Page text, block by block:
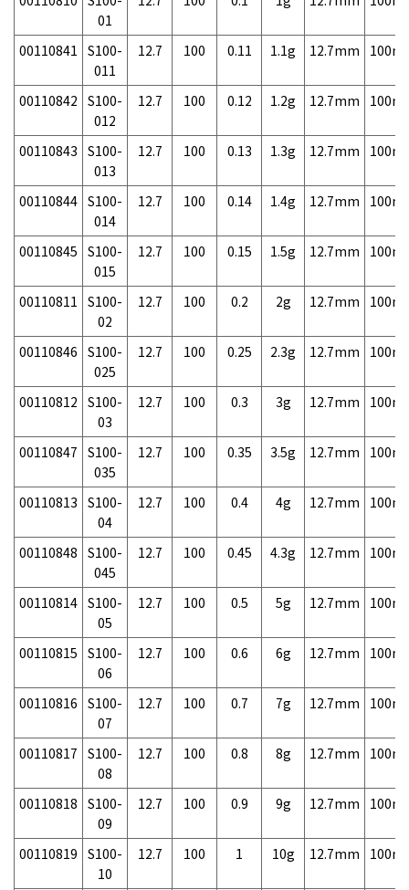
01
00110841 S100-
011
12.7 100 0.11 1.1g 12.7mm
00110842 S100-
012
12.7 100 0.12 1.2g 12.7mm
00110843 S100-
013
12.7 100 0.13 1.3g 12.7mm
00110844 S100-
014
12.7 100 0.14 1.4g 12.7mm
00110845 S100-
015
12.7 100 0.15 1.5g 12.7mm
00110811 S100-
02
12.7 100 0.2 2g 12.7mm
00110846 S100-
025
12.7 100 0.25 2.3g 12.7mm
00110812 S100-
03
12.7 100 0.3 3g 12.7mm
00110847 S100-
035
12.7 100 0.35 3.5g 12.7mm
00110813 S100-
04
12.7 100 0.4 4g 12.7mm
00110848 S100-
045
12.7 100 0.45 4.3g 12.7mm
00110814 S100-
05
12.7 100 0.5 5g 12.7mm
00110815 S100-
06
12.7 100 0.6 6g 12.7mm
00110816 S100-
07
12.7 100 0.7 7g 12.7mm
00110817 S100-
08
12.7 100 0.8 8g 12.7mm
00110818 S100-
09
12.7 100 0.9 9g 12.7mm
00110819 S100-
10
12.7 100 1 10g 12.7mm